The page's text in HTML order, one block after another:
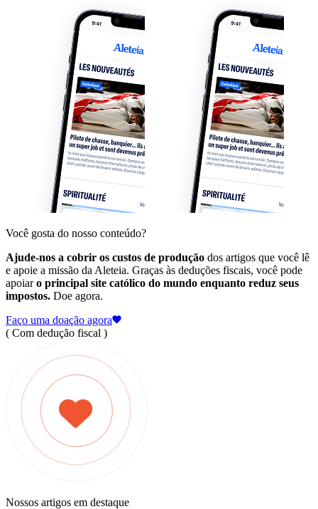
Você gosta do nosso conteúdo?
Ajude-nos a cobrir os custos de produção dos artigos que você lê
e apoie a missão da Aleteia. Graças às deduções fiscais, você pode
apoiaro principal site católico do mundo enquanto reduz seus
impostos. Doe agora.
Faço uma doação agora
( Com dedução fiscal )
Nossos artigos em destaque